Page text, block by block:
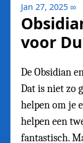
Jan 27, 2025 ∞
voor
De Obsidian
Dat is niet zo
helpen om je
helpen een
fantastisch.